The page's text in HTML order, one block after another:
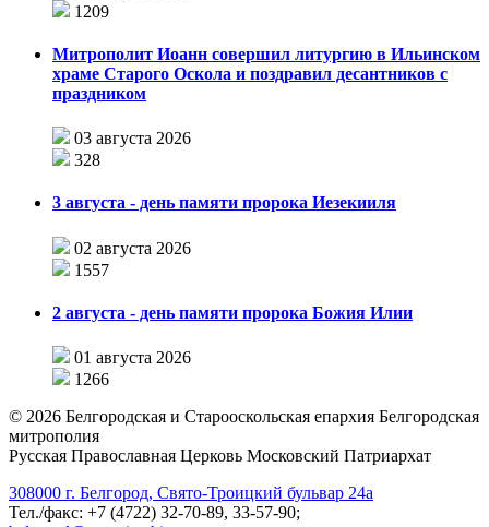
1209
Митрополит Иоанн совершил литургию в Ильинском
храме Старого Оскола и поздравил десантников с
праздником
03 августа 2026
328
3 августа - день памяти пророка Иезекииля
02 августа 2026
1557
2 августа - день памяти пророка Божия Илии
01 августа 2026
1266
© 2026 Белгородская и Старооскольская епархия Белгородская
митрополия
Русская Православная Церковь Московский Патриархат
308000 г. Белгород, Свято-Троицкий бульвар 24а
Тел./факс: +7 (4722) 32-70-89, 33-57-90;